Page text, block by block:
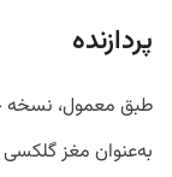
پردازنده